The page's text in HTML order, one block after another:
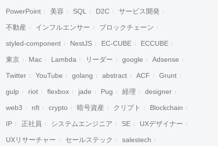
PowerPoint 美容 SQL D2C サービス開発
不動産 インフルエンサー ブロックチェーン
styled-component NestJS EC-CUBE ECCUBE
東京 Mac Lambda リーダー google Adsense
Twitter YouTube golang abstract ACF Grunt
gulp riot flexbox jade Pug 経理 designer
web3 nft crypto 暗号資産 クリプト Blockchain
IP 正社員 システムエンジニア SE UXデザイナー
UXリサーチャー セールステック salestech